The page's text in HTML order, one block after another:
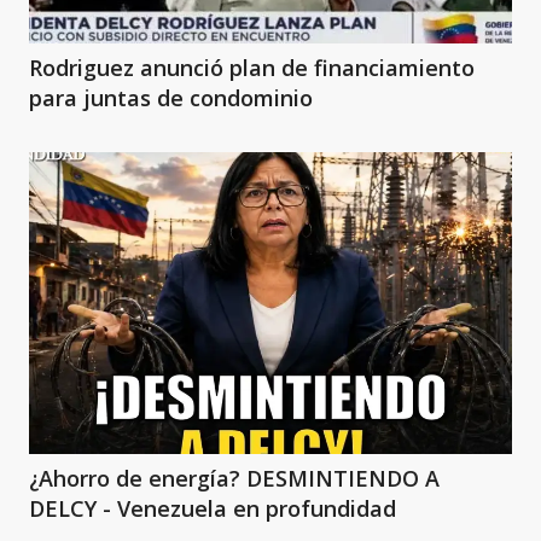
Rodriguez anunció plan de financiamiento
para juntas de condominio
¿Ahorro de energía? DESMINTIENDO A
DELCY - Venezuela en profundidad